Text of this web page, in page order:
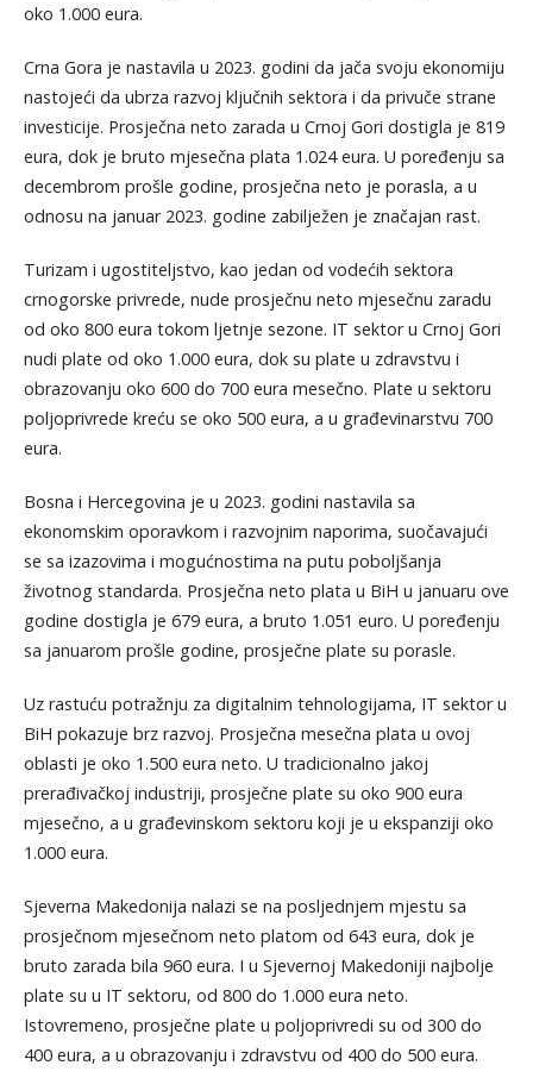
oko 1.000 eura.
Crna Gora je nastavila u 2023. godini da jača svoju ekonomiju
nastojeći da ubrza razvoj ključnih sektora i da privuče strane
investicije. Prosječna neto zarada u Crnoj Gori dostigla je 819
eura, dok je bruto mjesečna plata 1.024 eura. U poređenju sa
decembrom prošle godine, prosječna neto je porasla, a u
odnosu na januar 2023. godine zabilježen je značajan rast.
Turizam i ugostiteljstvo, kao jedan od vodećih sektora
crnogorske privrede, nude prosječnu neto mjesečnu zaradu
od oko 800 eura tokom ljetnje sezone. IT sektor u Crnoj Gori
nudi plate od oko 1.000 eura, dok su plate u zdravstvu i
obrazovanju oko 600 do 700 eura mesečno. Plate u sektoru
poljoprivrede kreću se oko 500 eura, a u građevinarstvu 700
eura.
Bosna i Hercegovina je u 2023. godini nastavila sa
ekonomskim oporavkom i razvojnim naporima, suočavajući
se sa izazovima i mogućnostima na putu poboljšanja
životnog standarda. Prosječna neto plata u BiH u januaru ove
godine dostigla je 679 eura, a bruto 1.051 euro. U poređenju
sa januarom prošle godine, prosječne plate su porasle.
Uz rastuću potražnju za digitalnim tehnologijama, IT sektor u
BiH pokazuje brz razvoj. Prosječna mesečna plata u ovoj
oblasti je oko 1.500 eura neto. U tradicionalno jakoj
prerađivačkoj industriji, prosječne plate su oko 900 eura
mjesečno, a u građevinskom sektoru koji je u ekspanziji oko
1.000 eura.
Sjeverna Makedonija nalazi se na posljednjem mjestu sa
prosječnom mjesečnom neto platom od 643 eura, dok je
bruto zarada bila 960 eura. I u Sjevernoj Makedoniji najbolje
plate su u IT sektoru, od 800 do 1.000 eura neto.
Istovremeno, prosječne plate u poljoprivredi su od 300 do
400 eura, a u obrazovanju i zdravstvu od 400 do 500 eura.